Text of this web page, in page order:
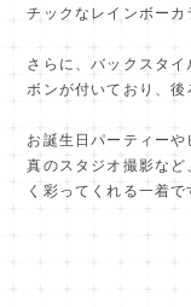
チックなレインボーカ
さらに、バックスタ
ボンが付いており、後
お誕生日パーティー
真のスタジオ撮影な
く彩ってくれる一着で